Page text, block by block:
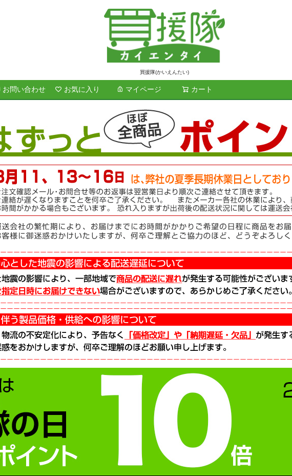
買援隊(かいえんたい)
お問い合わせ お気に入り マイページ カート
検索